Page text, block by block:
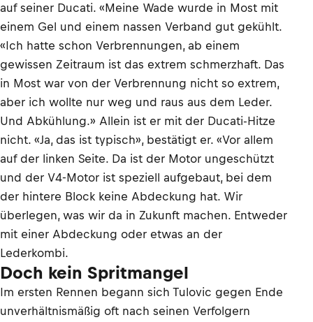
auf seiner Ducati. «Meine Wade wurde in Most mit
einem Gel und einem nassen Verband gut gekühlt.
«Ich hatte schon Verbrennungen, ab einem
gewissen Zeitraum ist das extrem schmerzhaft. Das
in Most war von der Verbrennung nicht so extrem,
aber ich wollte nur weg und raus aus dem Leder.
Und Abkühlung.» Allein ist er mit der Ducati-Hitze
nicht. «Ja, das ist typisch», bestätigt er. «Vor allem
auf der linken Seite. Da ist der Motor ungeschützt
und der V4-Motor ist speziell aufgebaut, bei dem
der hintere Block keine Abdeckung hat. Wir
überlegen, was wir da in Zukunft machen. Entweder
mit einer Abdeckung oder etwas an der
Lederkombi.
Doch kein Spritmangel
Im ersten Rennen begann sich Tulovic gegen Ende
unverhältnismäßig oft nach seinen Verfolgern